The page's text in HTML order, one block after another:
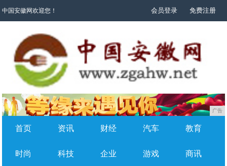
中国安徽网欢迎您！ 会员登录 免费注册
广告
首页 资讯 财经 汽车 教育
时尚 科技 企业 游戏 商讯